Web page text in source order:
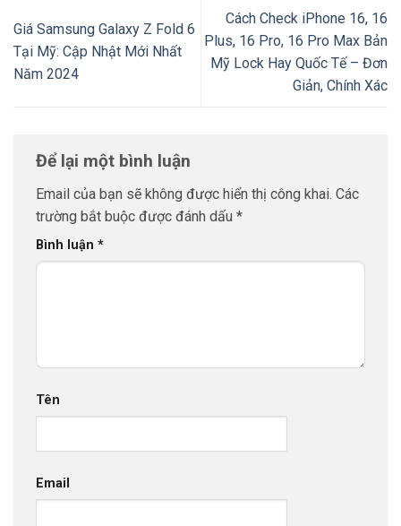
Giá Samsung Galaxy Z Fold 6
Tại Mỹ: Cập Nhật Mới Nhất
Năm 2024
Cách Check iPhone 16, 16
Plus, 16 Pro, 16 Pro Max Bản
Mỹ Lock Hay Quốc Tế – Đơn
Giản, Chính Xác
Để lại một bình luận
Email của bạn sẽ không được hiển thị công khai. Các
trường bắt buộc được đánh dấu *
Bình luận *
Tên
Email